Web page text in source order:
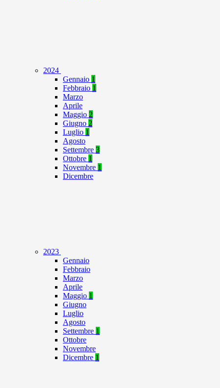
2024
Gennaio 1
Febbraio 1
Marzo
Aprile
Maggio 2
Giugno 2
Luglio 1
Agosto
Settembre 3
Ottobre 1
Novembre 1
Dicembre
2023
Gennaio
Febbraio
Marzo
Aprile
Maggio 1
Giugno
Luglio
Agosto
Settembre 1
Ottobre
Novembre
Dicembre 1